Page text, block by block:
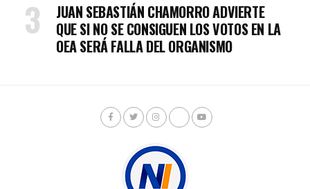
JUAN SEBASTIÁN CHAMORRO ADVIERTE
QUE SI NO SE CONSIGUEN LOS VOTOS EN LA
OEA SERÁ FALLA DEL ORGANISMO